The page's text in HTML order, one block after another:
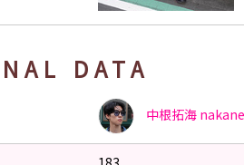
DATA
中根拓海 nakane